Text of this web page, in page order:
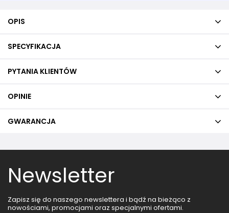
OPIS
SPECYFIKACJA
PYTANIA KLIENTÓW
OPINIE
GWARANCJA
Newsletter
Zapisz się do naszego newslettera i bądź na bieżąco z
nowościami, promocjami oraz specjalnymi ofertami.